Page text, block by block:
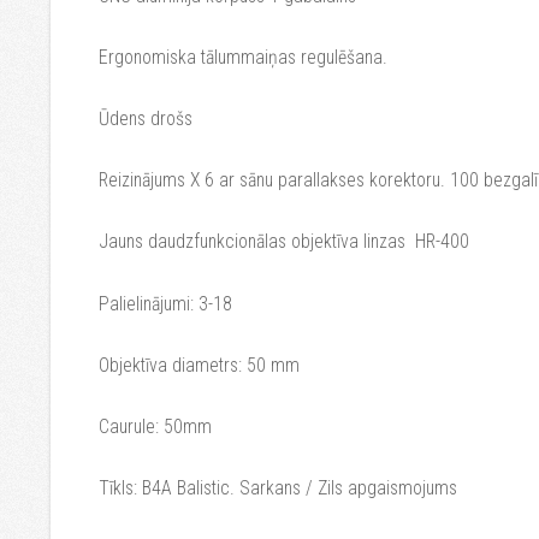
Ergonomiska tālummaiņas regulēšana.
Ūdens drošs
Reizinājums X 6 ar sānu parallakses korektoru. 100
Jauns daudzfunkcionālas objektīva linzas HR-400
Palielinājumi: 3-18
Objektīva diametrs: 50 mm
Caurule: 50mm
Tīkls: B4A Balistic. Sarkans / Zils apgaismojums